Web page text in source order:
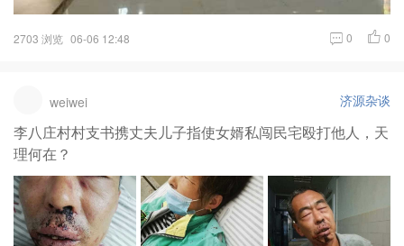
2703 浏览 06-06 12:48 0 0
weiwei 济源杂谈
李八庄村村支书携丈夫儿子指使女婿私闯民宅殴打他人，天
理何在？